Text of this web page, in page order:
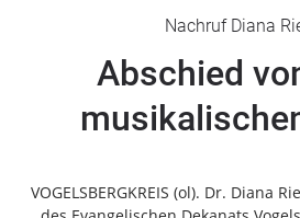
Romrod
Homberg
Ohm
Schlitz
Nachruf Diana
Abschied
VOGELSBERGKREIS (ol). Dr. Diana